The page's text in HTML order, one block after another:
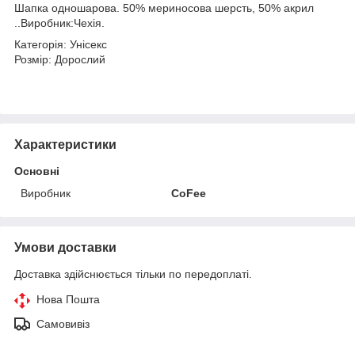
Шапка одношарова. 50% мериносова шерсть, 50% акрил
..Виробник:Чехія.
Категорія: Унісекс
Розмір: Дорослий
Характеристики
Основні
Виробник
CoFee
Умови доставки
Доставка здійснюється тільки по передоплаті.
Нова Пошта
Самовивіз